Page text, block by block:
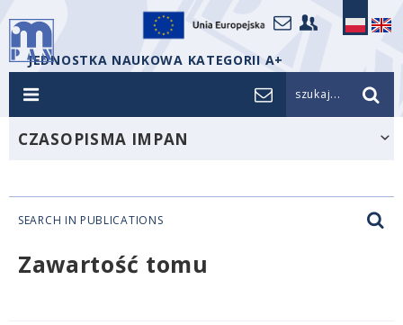
JEDNOSTKA NAUKOWA KATEGORII A+
szukaj...
CZASOPISMA IMPAN
SEARCH IN PUBLICATIONS
Zawartość tomu